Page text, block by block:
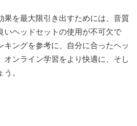
果を最大限引き出すためには、音質
いヘッドセットの使用が不可欠で
キングを参考に、自分に合ったヘッ
オンライン学習をより快適に、そし
。